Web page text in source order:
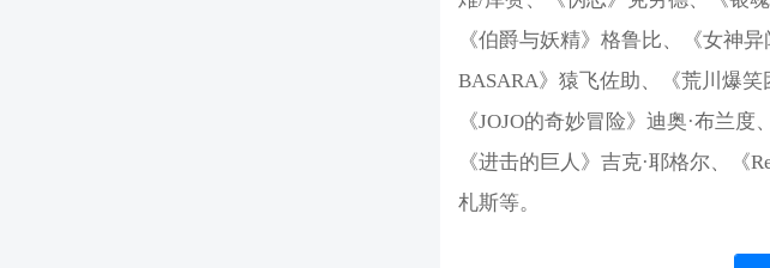
《伯爵与妖精》格鲁比、《女神
BASARA》猿飞佐助、《荒川爆笑
《JOJO的奇妙冒险》迪奥·布兰
《进击的巨人》吉克·耶格尔、《
札斯等。